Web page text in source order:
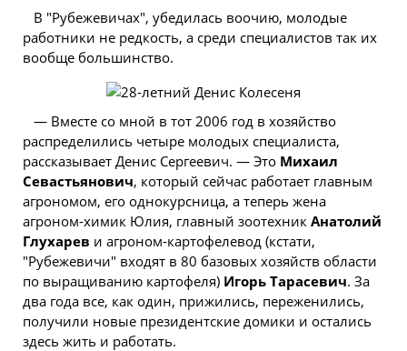
В "Рубежевичах", убедилась воочию, молодые
работники не редкость, а среди специалистов так их
вообще большинство.
— Вместе со мной в тот 2006 год в хозяйство
распределились четыре молодых специалиста,
рассказывает Денис Сергеевич. — Это Михаил
Севастьянович, который сейчас работает главным
агрономом, его однокурсница, а теперь жена
агроном-химик Юлия, главный зоотехник Анатолий
Глухарев и агроном-картофелевод (кстати,
"Рубежевичи" входят в 80 базовых хозяйств области
по выращиванию картофеля) Игорь Тарасевич. За
два года все, как один, прижились, переженились,
получили новые президентские домики и остались
здесь жить и работать.